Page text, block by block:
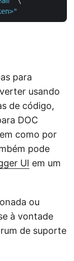
para
usando
de código,
DOC
como por
pode
UI em um
ou
à vontade
de suporte